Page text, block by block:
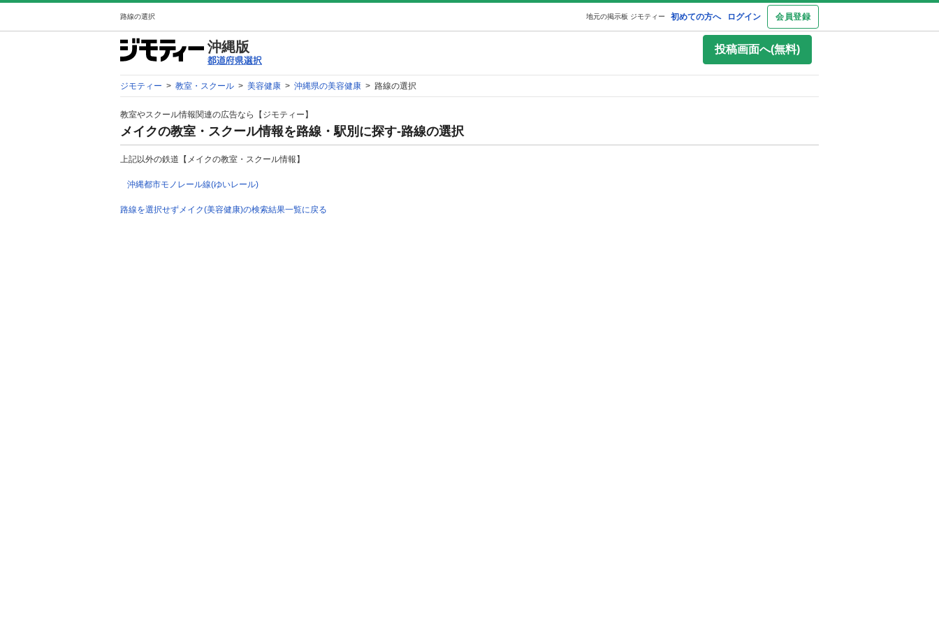
路線の選択 初めての方へ ログイン 会員登録
地元の掲示板 ジモティー
沖縄版 投稿画面へ(無料)
ジモティー > 教室・スクール > 美容健康 > 沖縄県の美容健康 > 路線の選択
教室やスクール情報関連の広告なら【ジモティー】
メイクの教室・スクール情報を路線・駅別に探す-路線の選択
上記以外の鉄道【メイクの教室・スクール情報】
沖縄都市モノレール線(ゆいレール)
路線を選択せずメイク(美容健康)の検索結果一覧に戻る